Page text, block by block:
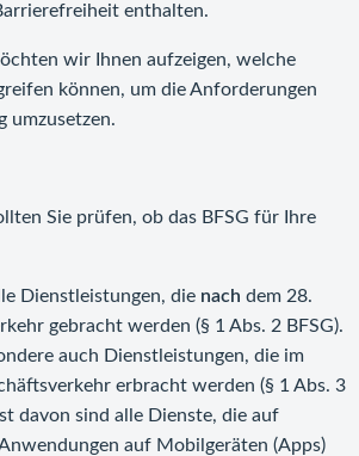
enthalten.
wir Ihnen aufzeigen, welche
können, um die Anforderungen
umzusetzen.
Sie prüfen, ob das BFSG für Ihre
Dienstleistungen, die nach dem 28.
gebracht werden (§ 1 Abs. 2 BFSG).
auch Dienstleistungen, die im
erbracht werden (§ 1 Abs. 3
davon sind alle Dienste, die auf
auf Mobilgeräten (Apps)